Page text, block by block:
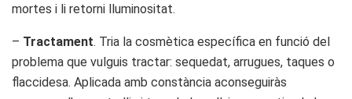
mortes i li retorni lluminositat.
– Tractament. Tria la cosmètica específica en funció del
problema que vulguis tractar: sequedat, arrugues, taques o
flaccidesa. Aplicada amb constància aconseguiràs